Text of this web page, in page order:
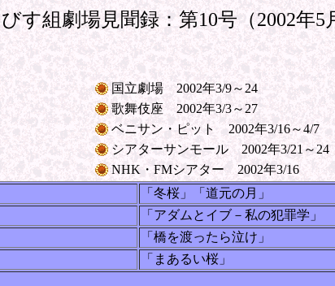
す組劇場見聞録：第10号（2002年5
国立劇場 2002年3/9～24
歌舞伎座 2002年3/3～27
ベニサン・ピット 2002年3/16～4/7
シアターサンモール 2002年3/21～24
NHK・FMシアター 2002年3/16
「冬桜」「道元の月」
「アダムとイブ－私の犯罪学」
「橋を渡ったら泣け」
「まあるい桜」